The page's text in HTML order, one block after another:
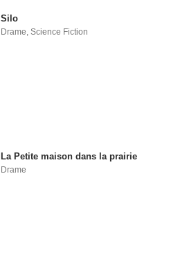
Silo
Drame,Science Fiction
La Petite maison dans la prairie
Drame